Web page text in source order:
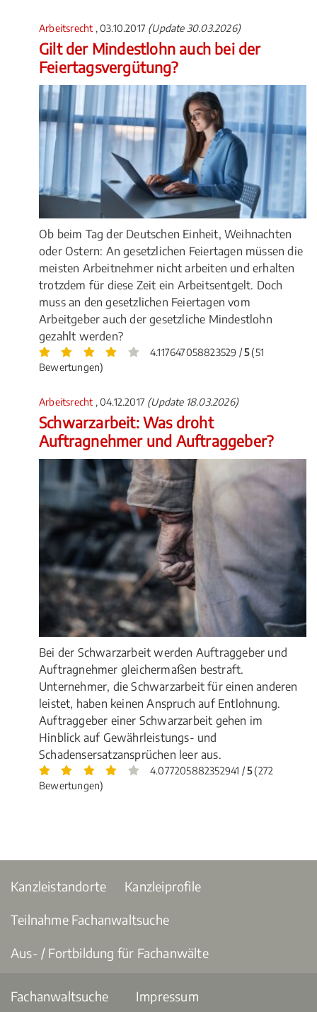
Arbeitsrecht , 03.10.2017 (Update 30.03.2026)
Gilt der Mindestlohn auch bei der
Feiertagsvergütung?
Ob beim Tag der Deutschen Einheit, Weihnachten
oder Ostern: An gesetzlichen Feiertagen müssen die
meisten Arbeitnehmer nicht arbeiten und erhalten
trotzdem für diese Zeit ein Arbeitsentgelt. Doch
muss an den gesetzlichen Feiertagen vom
Arbeitgeber auch der gesetzliche Mindestlohn
gezahlt werden?
4.117647058823529 /5(51
Bewertungen)
Arbeitsrecht , 04.12.2017 (Update 18.03.2026)
Schwarzarbeit: Was droht
Auftragnehmer und Auftraggeber?
Bei der Schwarzarbeit werden Auftraggeber und
Auftragnehmer gleichermaßen bestraft.
Unternehmer, die Schwarzarbeit für einen anderen
leistet, haben keinen Anspruch auf Entlohnung.
Auftraggeber einer Schwarzarbeit gehen im
Hinblick auf Gewährleistungs- und
Schadensersatzansprüchen leer aus.
4.077205882352941 /5(272
Bewertungen)
Kanzleistandorte Kanzleiprofile
Teilnahme Fachanwaltsuche
Aus- / Fortbildung für Fachanwälte
Fachanwaltsuche Impressum